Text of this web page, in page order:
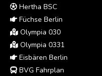
Hertha BSC
Füchse Berlin
Olympia 030
Olympia 0331
Eisbären Berlin
BVG Fahrplan